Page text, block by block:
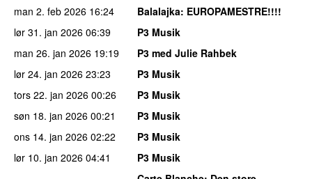
man 2. feb 2026 16:24 Balalajka: EUROPAMESTRE!!!!
lør 31. jan 2026 06:39
P3 Musik
man 26. jan 2026 19:19
P3 med Julie Rahbek
lør 24. jan 2026 23:23
P3 Musik
tors 22. jan 2026 00:26
P3 Musik
søn 18. jan 2026 00:21
P3 Musik
ons 14. jan 2026 02:22
P3 Musik
lør 10. jan 2026 04:41
P3 Musik